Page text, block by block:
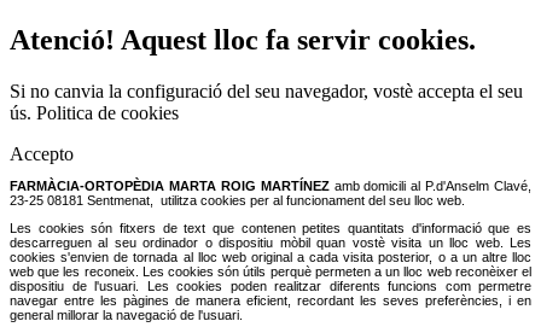
Atenció! Aquest lloc fa servir cookies.
Si no canvia la configuració del seu navegador, vostè accepta el seu
ús. Politica de cookies
Accepto
FARMÀCIA-ORTOPÈDIA MARTA ROIG MARTÍNEZ amb domicili al P.d'Anselm Clavé,
23-25 08181 Sentmenat,
utilitza cookies per al funcionament del seu lloc web.
Les cookies són fitxers de text que contenen petites quantitats d'informació que es
descarreguen al seu ordinador o dispositiu mòbil quan vostè visita un lloc web. Les
cookies s'envien de tornada al lloc web original a cada visita posterior, o a un altre lloc
web que les reconeix. Les cookies són útils perquè permeten a un lloc web reconèixer el
dispositiu de l'usuari. Les cookies poden realitzar diferents funcions com permetre
navegar entre les pàgines de manera eficient, recordant les seves preferències, i en
general millorar la navegació de l'usuari.